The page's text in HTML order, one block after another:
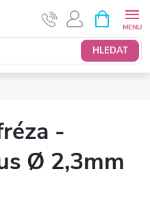
HLEDAT
NÁKUPNÍ
KOŠÍK
-
Ø 2,3mm